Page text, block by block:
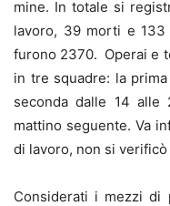
mine. In totale si
lavoro, 39 morti e
furono 2370. Operai e
in tre squadre: la
seconda dalle 14
mattino seguente. Va
di lavoro, non si
Considerati i mezzi di